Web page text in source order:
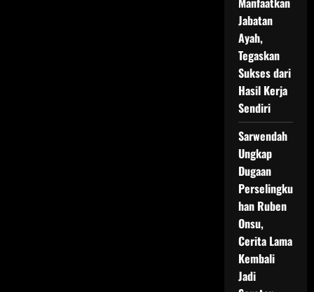
Jabatan
Ayah,
Tegaskan
Sukses dari
Hasil Kerja
Sendiri
Sarwendah
Ungkap
Dugaan
Perselingku
han Ruben
Onsu,
Cerita Lama
Kembali
Jadi